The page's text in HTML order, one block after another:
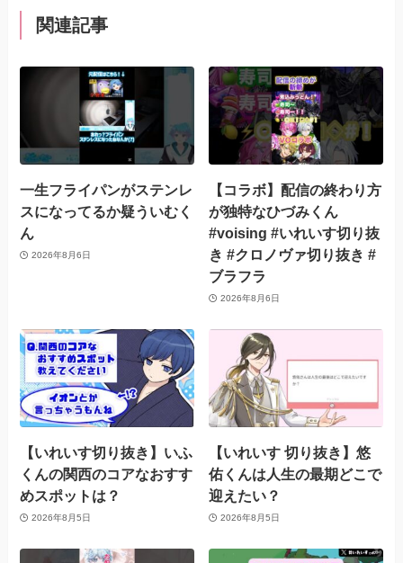
関連記事
一生フライパンがステンレ
スになってるか疑ういむく
ん
2026年8月6日
【コラボ】配信の終わり方
が独特なひづみくん
#voising #いれいす切り抜
き #クロノヴァ切り抜き #
ブラフラ
2026年8月6日
【いれいす切り抜き】いふ
くんの関西のコアなおすす
めスポットは？
2026年8月5日
【いれいす 切り抜き】悠
佑くんは人生の最期どこで
迎えたい？
2026年8月5日